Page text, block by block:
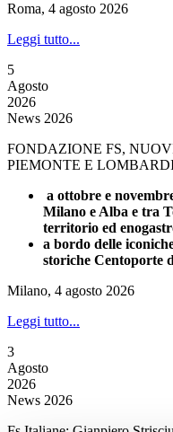
Roma, 4 agosto 2026
Leggi tutto...
5
Agosto
2026
News 2026
FONDAZIONE FS,
PIEMONTE E
a ottobre e
Milano e Alba e tra
territorio ed
a bordo delle
storiche Centoporte
Milano, 4 agosto 2026
Leggi tutto...
3
Agosto
2026
News 2026